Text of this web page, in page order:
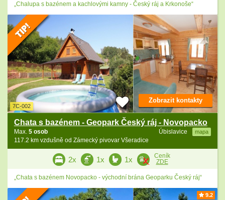
„Chalupa s bazénem a kachlovými kamny - Český ráj a Krkonoše“
7C-002
Chata s bazénem - Geopark Český ráj - Novopacko
Úbislavice mapa
Max. 5 osob
117.2 km vzdušně od Zámecký pivovar Všeradice
Zobrazit kontakty
2x 1x 1x
Ceník
ZDE
„Chata s bazénem Novopacko - východní brána Geoparku Český ráj“
9.2